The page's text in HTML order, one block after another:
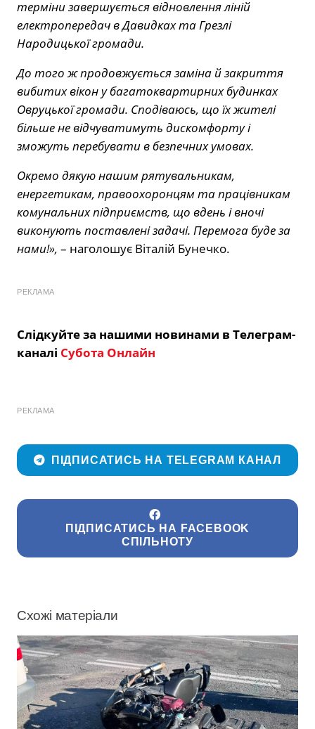
терміни завершується відновлення ліній
електропередач в Давидках та Грезлі
Народицької громади.
До того ж продовжується заміна й закриття
вибитих вікон у багатоквартирних будинках
Овруцької громади. Сподіваюсь, що їх жителі
більше не відчуватимуть дискомфорту і
зможуть перебувати в безпечних умовах.
Окремо дякую нашим рятувальникам,
енергетикам, правоохоронцям та працівникам
комунальних підприємств, що вдень і вночі
виконують поставлені задачі. Перемога буде за
нами!», – наголошує Віталій Бунечко.
РЕКЛАМА
Слідкуйте за нашими новинами в Телеграм-
каналі Субота Онлайн
РЕКЛАМА
ПІДПИСАТИСЬ НА TELEGRAM КАНАЛ
ПІДПИСАТИСЬ НА FACEBOOK
СПІЛЬНОТУ
Схожі матеріали